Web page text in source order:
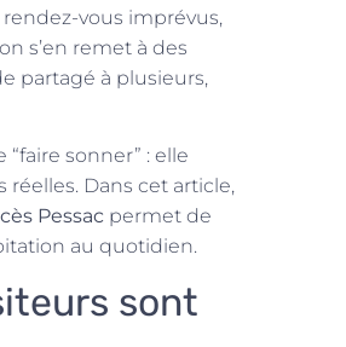
vous imprévus,
s’en remet à des
partagé à plusieurs,
sonner” : elle
réelles. Dans cet article,
Pessac permet de
au quotidien.
sont